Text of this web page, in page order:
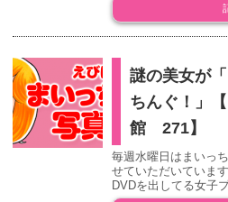
謎の美女が
ちんぐ！」
館 271】
毎週水曜日はまいっ
せていただいていま
DVDを出してる女子